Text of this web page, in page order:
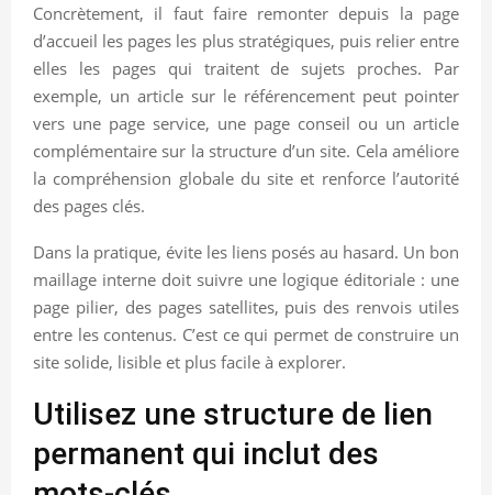
Concrètement, il faut faire remonter depuis la page
d’accueil les pages les plus stratégiques, puis relier entre
elles les pages qui traitent de sujets proches. Par
exemple, un article sur le référencement peut pointer
vers une page service, une page conseil ou un article
complémentaire sur la structure d’un site. Cela améliore
la compréhension globale du site et renforce l’autorité
des pages clés.
Dans la pratique, évite les liens posés au hasard. Un bon
maillage interne doit suivre une logique éditoriale : une
page pilier, des pages satellites, puis des renvois utiles
entre les contenus. C’est ce qui permet de construire un
site solide, lisible et plus facile à explorer.
Utilisez une structure de lien
permanent qui inclut des